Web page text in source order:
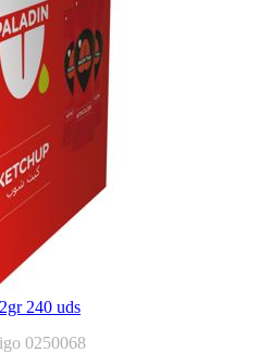
240 uds
0250068